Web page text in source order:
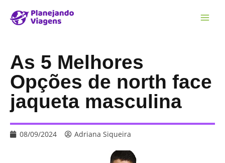
As 5 Melhores
Opções de north face
jaqueta masculina
08/09/2024 Adriana Siqueira